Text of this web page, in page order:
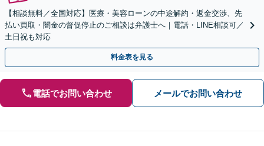
【相談無料／全国対応】医療・美容ローンの中途解約・返金交渉、先
払い買取・闇金の督促停止のご相談は弁護士へ｜電話・LINE相談可／
土日祝も対応
料金表を見る
電話でお問い合わせ メールでお問い合わせ